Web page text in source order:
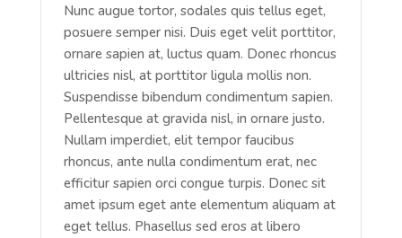
Nunc augue tortor, sodales quis tellus eget,
posuere semper nisi. Duis eget velit porttitor,
ornare sapien at, luctus quam. Donec rhoncus
ultricies nisl, at porttitor ligula mollis non.
Suspendisse bibendum condimentum sapien.
Pellentesque at gravida nisl, in ornare justo.
Nullam imperdiet, elit tempor faucibus
rhoncus, ante nulla condimentum erat, nec
efficitur sapien orci congue turpis. Donec sit
amet ipsum eget ante elementum aliquam at
eget tellus. Phasellus sed eros at libero